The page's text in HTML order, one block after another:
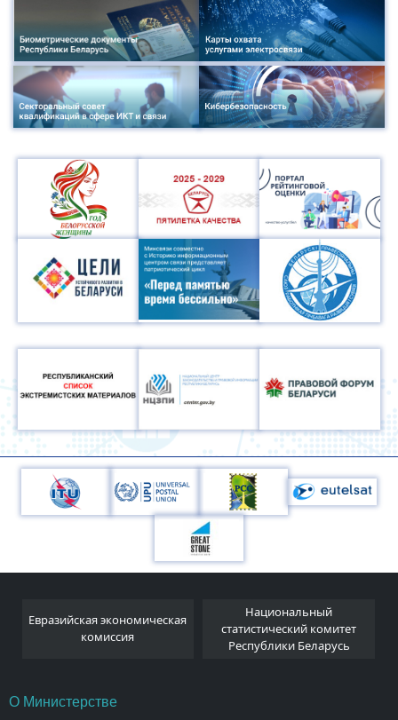
Евразийская экономическая
комиссия
Национальный
статистический комитет
Республики Беларусь
О Министерстве